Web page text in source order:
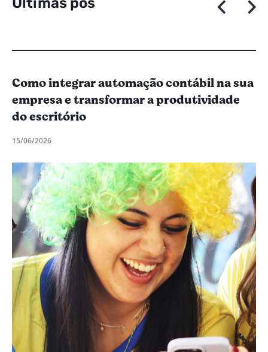
Como integrar automação contábil na sua
empresa e transformar a produtividade
do escritório
15/06/2026